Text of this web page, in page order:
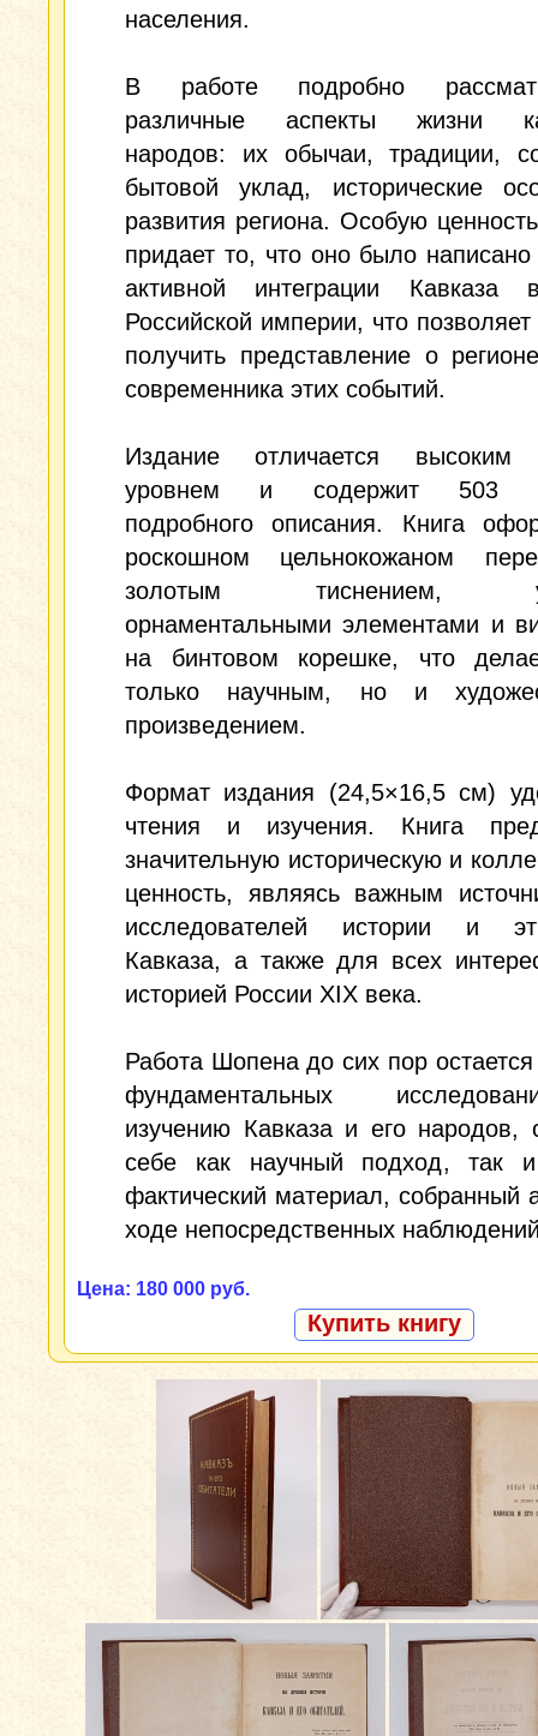
населения.
В работе подробно
различные аспекты жизни
народов: их обычаи, традиции,
бытовой уклад, исторические
развития региона. Особую
придает то, что оно было
активной интеграции Кавказа
Российской империи, что
получить представление о
современника этих событий.
Издание отличается высоким
уровнем и содержит 503
подробного описания. Книга
роскошном цельнокожаном
золотым тиснением,
орнаментальными элементами и
на бинтовом корешке, что
только научным, но и
произведением.
Формат издания (24,5×16,5 см)
чтения и изучения. Книга
значительную историческую и
ценность, являясь важным
исследователей истории и
Кавказа, а также для всех
историей России XIX века.
Работа Шопена до сих пор
фундаментальных
изучению Кавказа и его народов,
себе как научный подход, так и
фактический материал, собранный
ходе непосредственных
Цена: 180 000 руб.
Купить книгу